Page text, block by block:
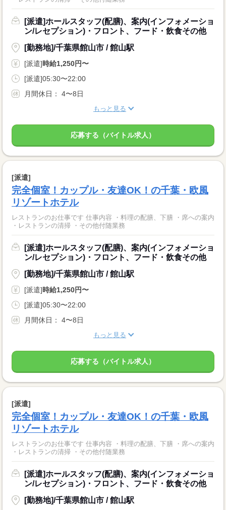
[派遣]ホールスタッフ(配膳)、案内(インフォメーショ
ン/レセプション)・フロント、フード・飲食その他
[勤務地]/千葉県館山市 / 館山駅
[派遣]時給1,250円〜
[派遣]05:30〜22:00
月間休日： 4〜8日
もっと見る
応募する（バイトル求人）
[派遣]
完全個室！カップル・友達OK！の千葉・欧風
リゾートホテル
レストランのお仕事です 仕事内容 ・料理の配膳、下膳 ・席への案内
・レストランの清掃 ・その他付随業務
[派遣]ホールスタッフ(配膳)、案内(インフォメーショ
ン/レセプション)・フロント、フード・飲食その他
[勤務地]/千葉県館山市 / 館山駅
[派遣]時給1,250円〜
[派遣]05:30〜22:00
月間休日： 4〜8日
もっと見る
応募する（バイトル求人）
[派遣]
完全個室！カップル・友達OK！の千葉・欧風
リゾートホテル
レストランのお仕事です 仕事内容 ・料理の配膳、下膳 ・席への案内
・レストランの清掃 ・その他付随業務
[派遣]ホールスタッフ(配膳)、案内(インフォメーショ
ン/レセプション)・フロント、フード・飲食その他
[勤務地]/千葉県館山市 / 館山駅